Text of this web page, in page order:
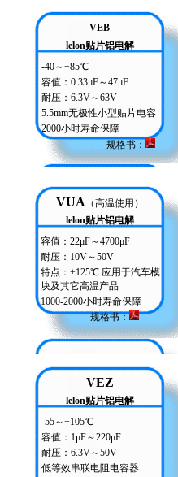
VEB
lelon贴片铝电解
-40～+85℃
容值：0.33μF～47μF
耐压：6.3V～63V
5.5mm无极性小型贴片电容
2000小时寿命保障
规格书：
VUA （高温使用）
lelon贴片铝电解
容值：22μF～4700μF
耐压：10V～50V
特点：+125℃ 应用于汽车模
块及其它高温产品
1000-2000小时寿命保障
规格书：
VEZ
lelon贴片铝电解
-55～+105℃
容值：1μF～220μF
耐压：6.3V～50V
低等效串联电阻电容器